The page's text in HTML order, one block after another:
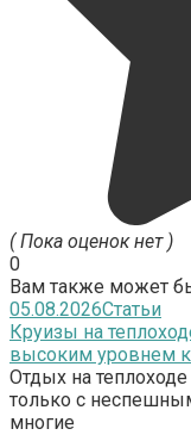
( Пока оценок нет )
0
Вам также может
05.08.2026Статьи
Круизы на
высоким уровнем
Отдых на
только с
многие